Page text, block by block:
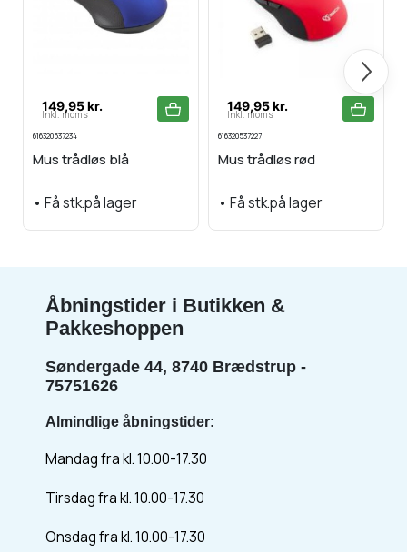
Næste
149,95 kr.
Inkl. moms
616320537234
Mus trådløs blå
• Få stk.på lager
149,95 kr.
Inkl. moms
616320537227
Mus trådløs rød
• Få stk.på lager
Åbningstider i Butikken &
Pakkeshoppen
Søndergade 44, 8740 Brædstrup -
75751626
Almindlige åbningstider:
Mandag fra kl. 10.00-17.30
Tirsdag fra kl. 10.00-17.30
Onsdag fra kl. 10.00-17.30